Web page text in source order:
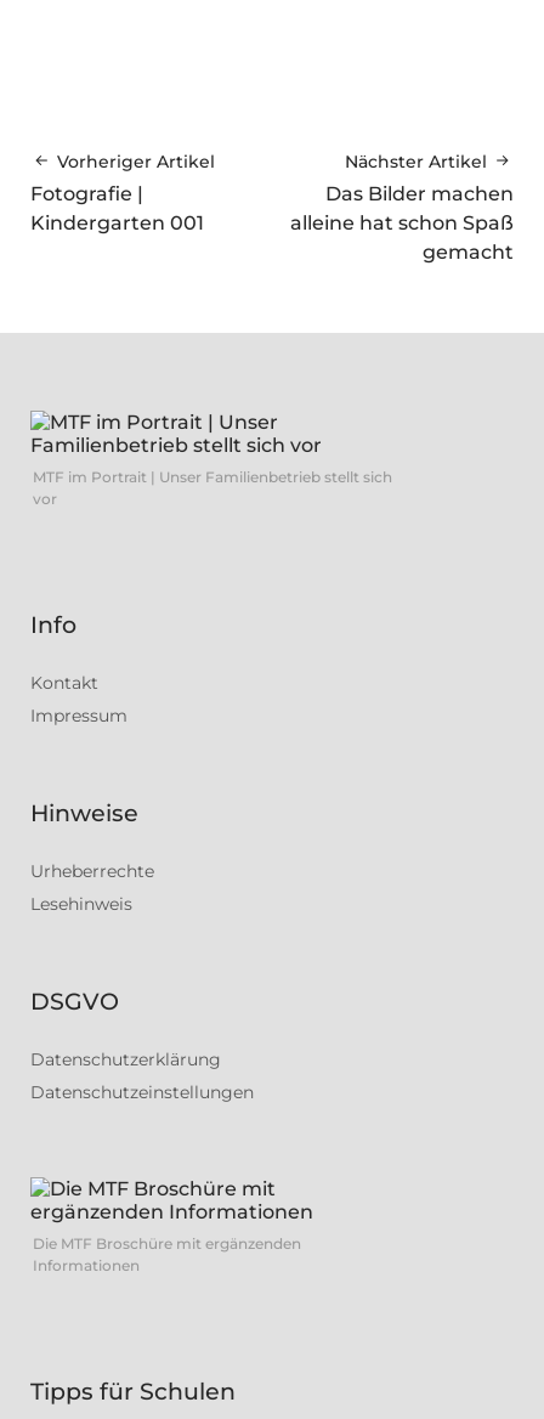
Vorheriger Artikel
Fotografie |
Kindergarten 001
Nächster Artikel
Das Bilder machen
alleine hat schon Spaß
gemacht
MTF im Portrait | Unser Familienbetrieb stellt sich
vor
Info
Kontakt
Impressum
Hinweise
Urheberrechte
Lesehinweis
DSGVO
Datenschutzerklärung
Datenschutzeinstellungen
Die MTF Broschüre mit ergänzenden
Informationen
Tipps für Schulen